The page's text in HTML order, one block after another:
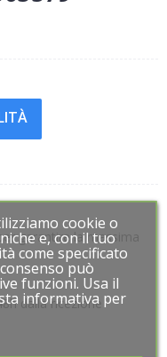
garantire la massima
dalla ricezione
cookie o
e, con il tuo
come specificato
può
funzioni. Usa il
informativa per
cookie o
e, con il tuo
come specificato
può
funzioni. Usa il
informativa per